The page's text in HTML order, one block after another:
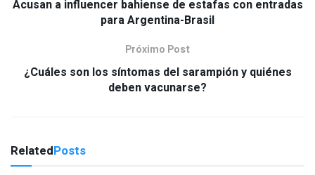
Acusan a influencer bahiense de estafas con entradas
para Argentina-Brasil
Próximo Post
¿Cuáles son los síntomas del sarampión y quiénes
deben vacunarse?
RelatedPosts